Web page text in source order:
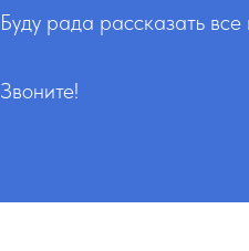
Буду рада рассказать
Звоните!